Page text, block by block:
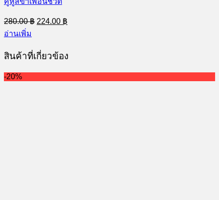
280.00฿ Original
price
224.00 ฿
price
อ่านเพิ่ม
สินค้าที่เกี่ยวข้อง
-20%